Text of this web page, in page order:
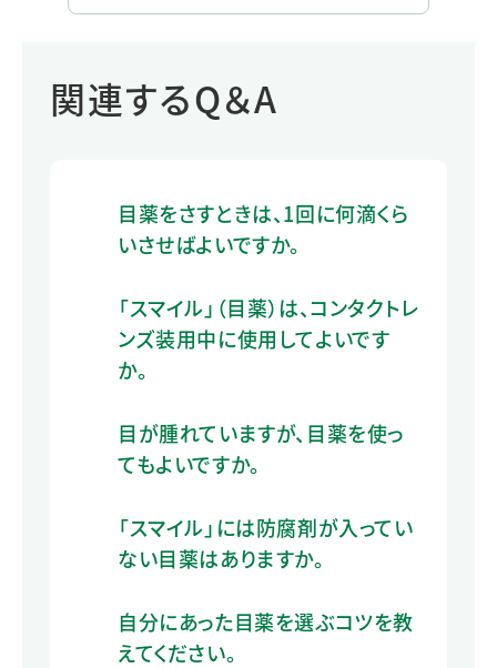
関連するQ＆A
目薬をさすときは、1回に何滴くら
いさせばよいですか。
「スマイル」（目薬）は、コンタクトレ
ンズ装用中に使用してよいです
か。
目が腫れていますが、目薬を使っ
てもよいですか。
「スマイル」には防腐剤が入ってい
ない目薬はありますか。
自分にあった目薬を選ぶコツを教
えてください。